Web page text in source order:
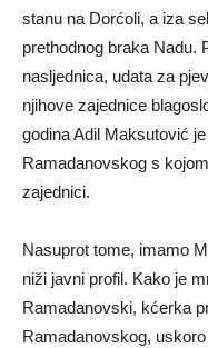
stanu na Dorćoli, a iza
prethodnog braka Nadu.
nasljednica, udata za
njihove zajednice
godina Adil Maksutović
Ramadanovskog s
zajednici.
Nasuprot tome, imamo
niži javni profil. Kako je
Ramadanovski, kćerka
Ramadanovskog,